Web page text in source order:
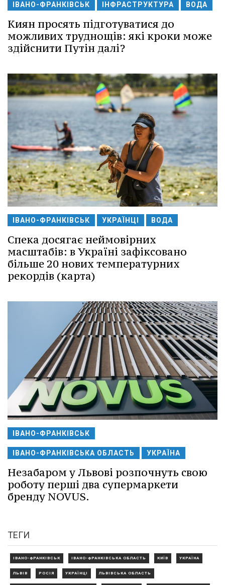
ІВАНО-ФРАНКІВСЬК ІНФРАСТРУКТУРА ВОДА
Киян просять підготуватися до
можливих труднощів: які кроки може
здійснити Путін далі?
ІВАНО-ФРАНКІВСЬК УКРАЇНЦІ ВОДА
Спека досягає неймовірних
масштабів: в Україні зафіксовано
більше 20 нових температурних
рекордів (карта)
ІВАНО-ФРАНКІВСЬК
ІВАНО-ФРАНКІВСЬКА ОБЛАСТЬ УКРАЇНА
Незабаром у Львові розпочнуть свою
роботу перші два супермаркети
бренду NOVUS.
ТЕГИ
ІВАНО-ФРАНКІВСЬК ІВАНО-ФРАНКІВСЬКА ОБЛАСТЬ КИЇВ УКРАЇНА
ЛЬВІВ РОСІЯ УКРАЇНЦІ ЛЬВІВСЬКА ОБЛАСТЬ